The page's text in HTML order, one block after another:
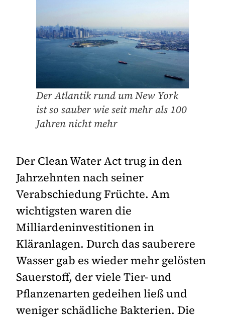
Der Atlantik rund um New York
ist so sauber wie seit mehr als 100
Jahren nicht mehr
Der Clean Water Act trug in den
Jahrzehnten nach seiner
Verabschiedung Früchte. Am
wichtigsten waren die
Milliardeninvestitionen in
Kläranlagen. Durch das sauberere
Wasser gab es wieder mehr gelösten
Sauerstoff, der viele Tier- und
Pflanzenarten gedeihen ließ und
weniger schädliche Bakterien. Die